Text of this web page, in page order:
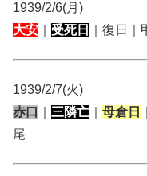
1939/2/6(月)
大安
受死日 ｜復日
1939/2/7(火)
赤口
三隣亡 母倉日
尾